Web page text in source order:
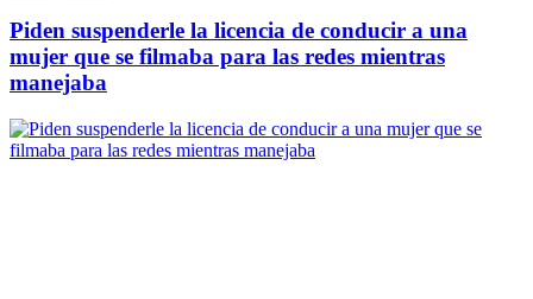
Piden suspenderle la licencia de conducir a una
mujer que se filmaba para las redes mientras
manejaba